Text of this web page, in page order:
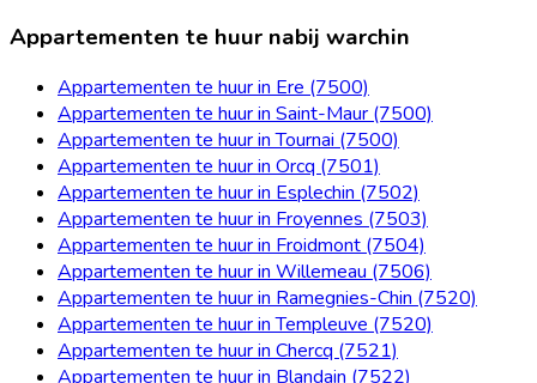
Appartementen te huur nabij warchin
Appartementen te huur in Ere (7500)
Appartementen te huur in Saint-Maur (7500)
Appartementen te huur in Tournai (7500)
Appartementen te huur in Orcq (7501)
Appartementen te huur in Esplechin (7502)
Appartementen te huur in Froyennes (7503)
Appartementen te huur in Froidmont (7504)
Appartementen te huur in Willemeau (7506)
Appartementen te huur in Ramegnies-Chin (7520)
Appartementen te huur in Templeuve (7520)
Appartementen te huur in Chercq (7521)
Appartementen te huur in Blandain (7522)